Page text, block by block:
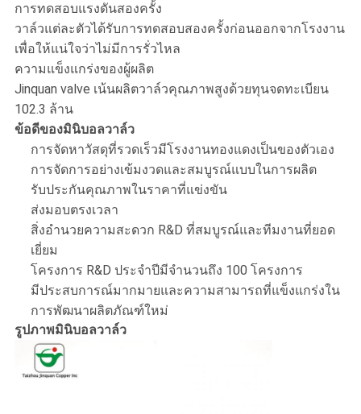
การทดสอบแรงดันสองครั้ง
วาล์วแต่ละตัวได้รับการทดสอบสองครั้งก่อนออกจากโรงงาน
เพื่อให้แน่ใจว่าไม่มีการรั่วไหล
ความแข็งแกร่งของผู้ผลิต
Jinquan valve เน้นผลิตวาล์วคุณภาพสูงด้วยทุนจดทะเบียน
102.3 ล้าน
ข้อดีของมินิบอลวาล์ว
การจัดหาวัสดุที่รวดเร็วมีโรงงานทองแดงเป็นของตัวเอง
การจัดการอย่างเข้มงวดและสมบูรณ์แบบในการผลิต
รับประกันคุณภาพในราคาที่แข่งขัน
ส่งมอบตรงเวลา
สิ่งอำนวยความสะดวก R&D ที่สมบูรณ์และทีมงานที่ยอด
เยี่ยม
โครงการ R&D ประจำปีมีจำนวนถึง 100 โครงการ
มีประสบการณ์มากมายและความสามารถที่แข็งแกร่งใน
การพัฒนาผลิตภัณฑ์ใหม่
รูปภาพมินิบอลวาล์ว